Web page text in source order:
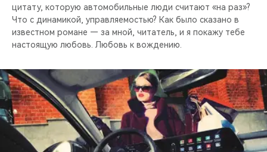
цитату, которую автомобильные люди считают «на раз»?
Что с динамикой, управляемостью? Как было сказано в
известном романе — за мной, читатель, и я покажу тебе
настоящую любовь. Любовь к вождению.